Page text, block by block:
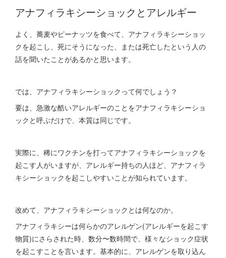
アナフィラキシーショックとアレルギー
よく、蕎麦やピーナッツを食べて、アナフィラキシーショッ
クを起こし、死にそうになった、または死亡したという人の
話を聞いたことがあるかと思います。
では、アナフィラキシーショックって何でしょう？
要は、急激な酷いアレルギーのことをアナフィラキシーショ
ックと呼ぶだけで、本質は同じです。
実際に、稀にワクチンを打ってアナフィラキシーショックを
起こす人がいますが、アレルギー持ちの人ほど、アナフィラ
キシーショックを起こしやすいことが知られています。
改めて、アナフィラキシーショックとは何なのか。
アナフィラキシーは何らかのアレルゲン(アレルギーを起こす
物質)にさらされた時、数分〜数時間で、様々なショック症状
を起こすことを言います。基本的に、アレルゲンを取り込ん